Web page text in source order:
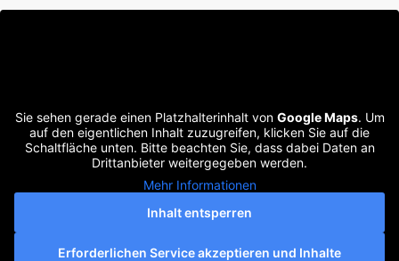
Sie sehen gerade einen Platzhalterinhalt von Google Maps. Um
auf den eigentlichen Inhalt zuzugreifen, klicken Sie auf die
Schaltfläche unten. Bitte beachten Sie, dass dabei Daten an
Drittanbieter weitergegeben werden.
Mehr Informationen
Inhalt entsperren
Erforderlichen Service akzeptieren und Inhalte